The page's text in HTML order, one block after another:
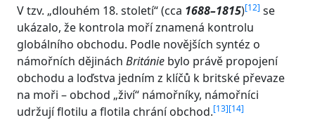
V tzv. „dlouhém 18. století“ (cca 1688–1815)[12] se
ukázalo, že kontrola moří znamená kontrolu
globálního obchodu. Podle novějších syntéz o
námořních dějinách Británie bylo právě propojení
obchodu a loďstva jedním z klíčů k britské převaze
na moři – obchod „živí“ námořníky, námořníci
udržují flotilu a flotila chrání obchod.[13][14]